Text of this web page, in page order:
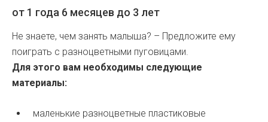
от 1 года 6 месяцев до 3 лет
Не знаете, чем занять малыша? – Предложите ему
поиграть с разноцветными пуговицами.
Для этого вам необходимы следующие
материалы:
маленькие разноцветные пластиковые